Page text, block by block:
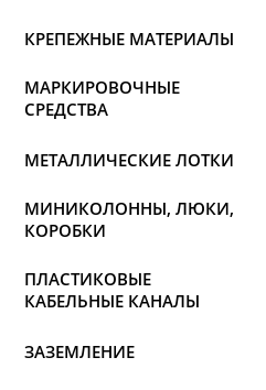
КРЕПЕЖНЫЕ МАТЕРИАЛЫ
МАРКИРОВОЧНЫЕ
СРЕДСТВА
МЕТАЛЛИЧЕСКИЕ ЛОТКИ
МИНИКОЛОННЫ, ЛЮКИ,
КОРОБКИ
ПЛАСТИКОВЫЕ
КАБЕЛЬНЫЕ КАНАЛЫ
ЗАЗЕМЛЕНИЕ